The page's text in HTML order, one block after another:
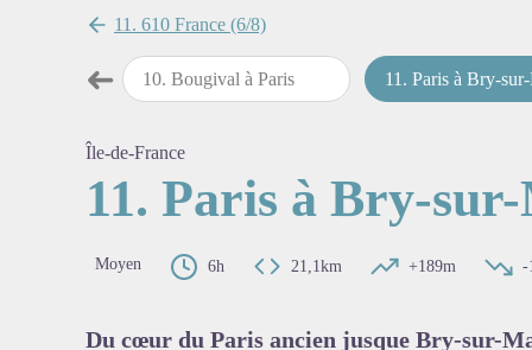
11. 610 France (6/8)
➜Étape précédente
10. Bougival à Paris 11 .Paris à Bry-sur-
Île-de-France
11. Paris à Bry-
Moyen 6h 21,1km +189m -
Du cœur du Paris ancien jusque Bry-sur-